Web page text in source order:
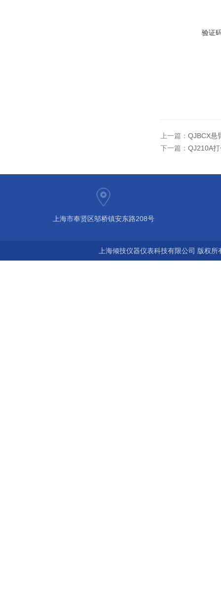
验证
上一篇： QJBCX悬
下一篇： QJ210A
上海市奉贤区邬桥镇安东路208号
上海倾技仪器仪表科技有限公司 版权